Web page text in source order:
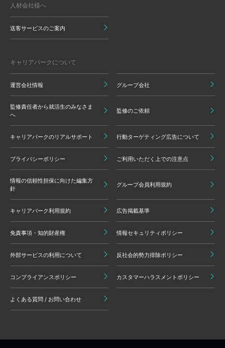
人材会社様へ
送客サービスのご案内
キャリアパークについて
運営会社情報 グループ会社
監修責任者から就活生のみなさま
へ
監修のご依頼
キャリアパークのリアルサポート 行動ターゲティング広告について
プライバシーポリシー ご利用いただく上での注意点
情報の信頼性担保に向けた編集方
針
グループ会員利用規約
キャリアパーク利用規約 広告掲載基準
免責事項・知的財産権 情報セキュリティポリシー
外部サービスの利用について 反社会的勢力排除ポリシー
コンプライアンスポリシー カスタマーハラスメントポリシー
よくある質問 / お問い合わせ